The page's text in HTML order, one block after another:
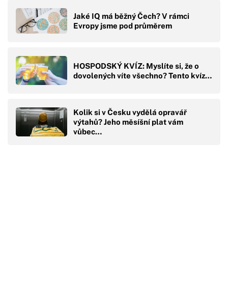
Jaké IQ má běžný Čech? V rámci
Evropy jsme pod průměrem
HOSPODSKÝ KVÍZ: Myslíte si, že o
dovolených víte všechno? Tento kvíz…
Kolik si v Česku vydělá opravář
výtahů? Jeho měsíšní plat vám
vůbec…